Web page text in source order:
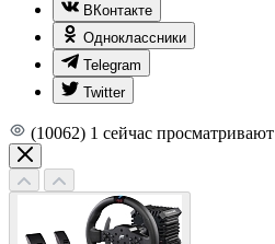
ВКонтакте
Одноклассники
Telegram
Twitter
(10062) 1 сейчас просматривают